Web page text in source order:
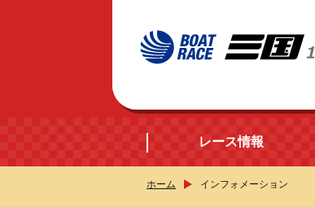
レース情報
ホーム インフォメーション